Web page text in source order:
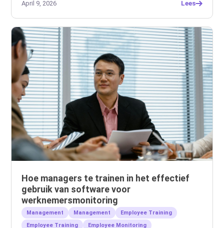
April 9, 2026 Lees
Hoe managers te trainen in het effectief
gebruik van software voor
werknemersmonitoring
Management Management
Employee Training
Employee Training
Employee Monitoring